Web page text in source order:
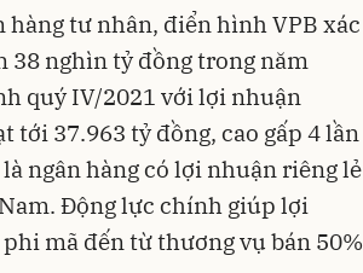
tư nhân, điển hình VPB xác
nghìn tỷ đồng trong năm
quý IV/2021 với lợi nhuận
tới 37.963 tỷ đồng, cao gấp 4 lần
ngân hàng có lợi nhuận riêng lẻ
Động lực chính giúp lợi
mã đến từ thương vụ bán 50%